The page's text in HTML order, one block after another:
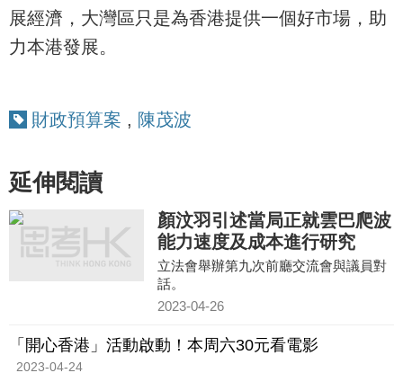
展經濟，大灣區只是為香港提供一個好市場，助
力本港發展。
財政預算案 , 陳茂波
延伸閱讀
顏汶羽引述當局正就雲巴爬波
能力速度及成本進行研究
立法會舉辦第九次前廳交流會與議員對
話。
2023-04-26
「開心香港」活動啟動！本周六30元看電影
2023-04-24